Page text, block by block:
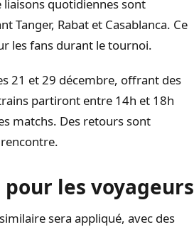
quotidiennes sont
Tanger, Rabat et Casablanca. Ce
les fans durant le tournoi.
21 et 29 décembre, offrant des
partiront entre 14h et 18h
matchs. Des retours sont
les voyageurs
sera appliqué, avec des